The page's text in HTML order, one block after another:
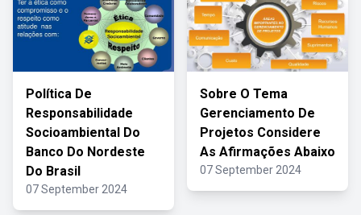
Política De
Responsabilidade
Socioambiental Do
Banco Do Nordeste
Do Brasil
07 September 2024
Sobre O Tema
Gerenciamento De
Projetos Considere
As Afirmações Abaixo
07 September 2024